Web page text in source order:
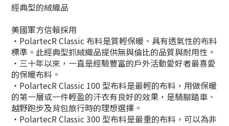
經典型的絨織品
美國軍方信賴採用
‧PolartecR Classic 布料是質輕保暖、具有透氣性的布料
標準。此經典型抓絨織品提供無與倫比的品質與耐用性。
‧三十年以來，一直是經驗豐富的戶外活動愛好者最喜愛
的保暖布料。
‧PolartecR Classic 100 型布料是最輕的布料，用做保暖
的第一層或一件輕盈的汗衣有良好的效果，是騎腳踏車、
越野跑步及背包旅行時的理想選擇。
‧PolartecR Classic 300 型布料是最重的布料，可以為非